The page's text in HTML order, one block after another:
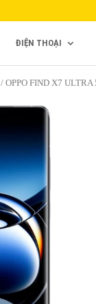
ĐIỆN THOẠI
/ OPPO FIND X7